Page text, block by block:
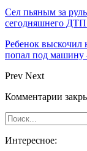
Сел пьяным за
сегодняшнего ДТП
Ребенок выскочил
попал под машину
Prev Next
Комментарии
Интересное: